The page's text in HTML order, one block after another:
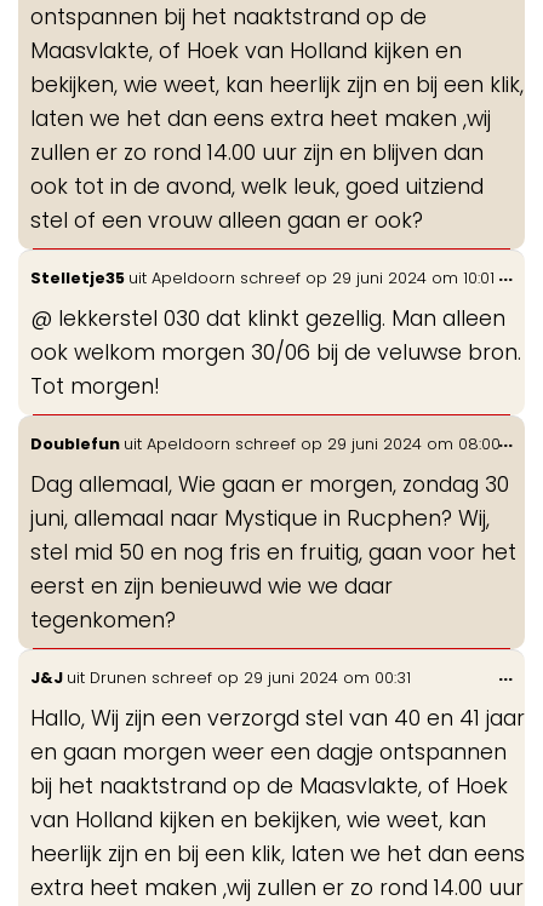
ontspannen bij het naaktstrand op de
Maasvlakte, of Hoek van Holland kijken en
bekijken, wie weet, kan heerlijk zijn en bij een klik,
laten we het dan eens extra heet maken ,wij
zullen er zo rond 14.00 uur zijn en blijven dan
ook tot in de avond, welk leuk, goed uitziend
stel of een vrouw alleen gaan er ook?
Stelletje35 uit Apeldoorn schreef op 29 juni 2024 om 10:01
@ lekkerstel 030 dat klinkt gezellig. Man alleen
ook welkom morgen 30/06 bij de veluwse bron.
Tot morgen!
...
Doublefun uit Apeldoorn schreef op 29 juni 2024 om 08:00
Dag allemaal, Wie gaan er morgen, zondag 30
juni, allemaal naar Mystique in Rucphen? Wij,
stel mid 50 en nog fris en fruitig, gaan voor het
eerst en zijn benieuwd wie we daar
tegenkomen?
...
J&J uit Drunen schreef op 29 juni 2024 om 00:31
Hallo, Wij zijn een verzorgd stel van 40 en 41 jaar
en gaan morgen weer een dagje ontspannen
bij het naaktstrand op de Maasvlakte, of Hoek
van Holland kijken en bekijken, wie weet, kan
heerlijk zijn en bij een klik, laten we het dan eens
extra heet maken ,wij zullen er zo rond 14.00 uur
...